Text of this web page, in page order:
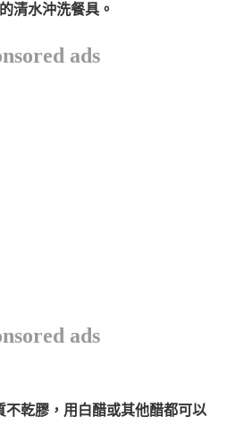
清水沖洗餐具。
ads
ads
乾膠，用白醋或其他醋都可以